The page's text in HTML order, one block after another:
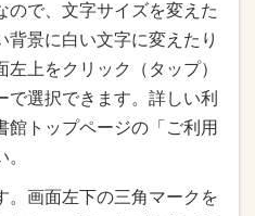
ので、文字サイズを変えた
背景に白い文字に変えたり
上をクリック（タップ）
選択できます。詳しい利
館トップページの「ご利用
。画面左下の三角マークを